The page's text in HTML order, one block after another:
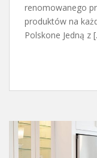
renomowanego
produktów na
Polskone Jedną z